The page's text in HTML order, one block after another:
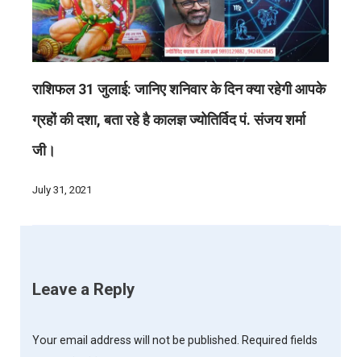
राशिफल 31 जुलाई: जानिए शनिवार के दिन क्या रहेगी आपके
ग्रहों की दशा, बता रहे है कालज्ञ ज्योतिर्विद पं. संजय शर्मा
जी।
July 31, 2021
Leave a Reply
Your email address will not be published.
Required fields